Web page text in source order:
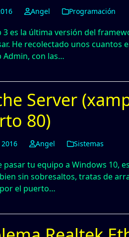
Angel Programación
3 es la última versión del
He recolectado unos cuantos
con las…
Server
80)
Angel Sistemas
pasar tu equipo a Windows 10,
sin sobresaltos, tratas de
el puerto…